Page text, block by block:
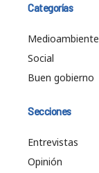
Categorías
Medioambiente
Social
Buen gobierno
Secciones
Entrevistas
Opinión